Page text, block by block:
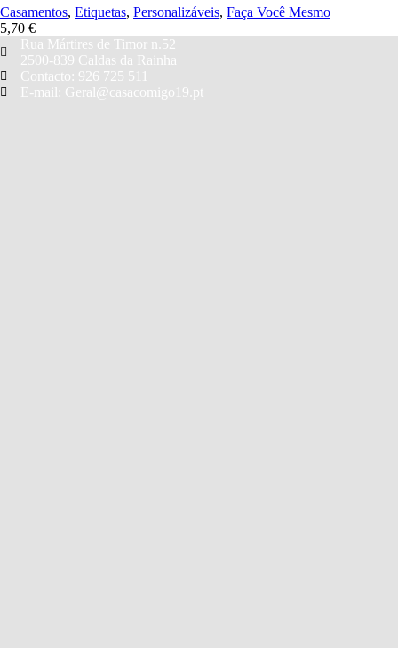
Casamentos, Etiquetas, Personalizáveis, Faça Você Mesmo
5,70 €
Rua Mártires de Timor n.52
2500-839 Caldas da Rainha
Contacto: 926 725 511
E-mail: Geral@casacomigo19.pt